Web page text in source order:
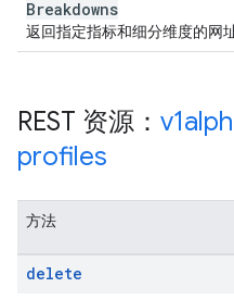
Breakdowns
返回指定指标和细分维度的网
REST 资源：
profiles
方法
delete